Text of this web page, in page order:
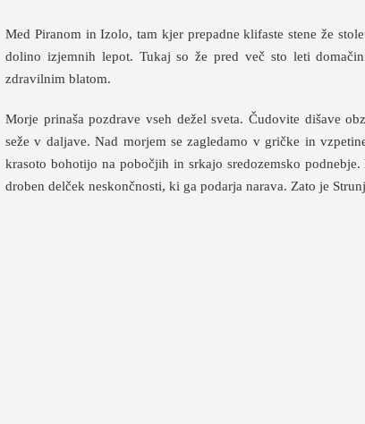
Med Piranom in Izolo, tam kjer prepadne klifaste stene že
dolino izjemnih lepot. Tukaj so že pred več sto leti
zdravilnim blatom.
Morje prinaša pozdrave vseh dežel sveta. Čudovite dišave
seže v daljave. Nad morjem se zagledamo v gričke in
krasoto bohotijo na pobočjih in srkajo sredozemsko
droben delček neskončnosti, ki ga podarja narava. Zato je